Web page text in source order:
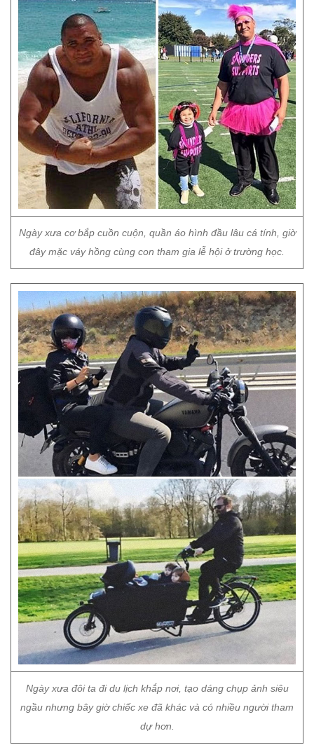
Ngày xưa cơ bắp cuồn cuộn, quần áo hình đầu lâu cá tính, giờ
đây mặc váy hồng cùng con tham gia lễ hội ở trường học.
Ngày xưa đôi ta đi du lịch khắp nơi, tạo dáng chụp ảnh siêu
ngầu nhưng bây giờ chiếc xe đã khác và có nhiều người tham
dự hơn.